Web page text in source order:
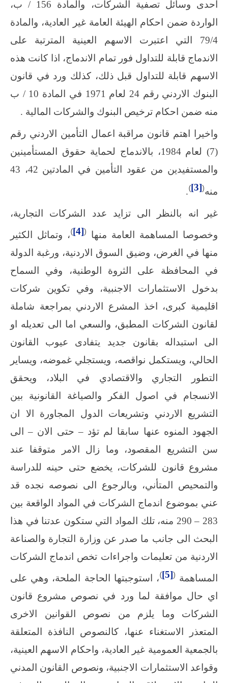
احدى وسائل تصفية الشركات، والمادة 156 / ب،
الواردة ضمن احكام الهيئة العامة غير العادية، والمادة
79/4 التي اعتبرت الاسهم العينية المترتبة على
الاندماج قابلة للتداول فور تمام الاندماج، اذا كانت هذه
الاسهم قابلة للتداول قبل ذلك، كذلك ورد في قانون
البنوك الاردني رقم 24 لعام 1971 في المادة 10 / ب
منه ضمن احكام ترخيص البنوك والشركات المالية .
واخيرا اهتم قانون مراقبة اعمال التأمين الاردني رقم
(7) لعام 1984، بالاندماج لحماية حقوق المستأمينين
والمستفيدين من عقود التأمين في المادتين 42، 43
منه [3]
)
.
غير انه بالنظر الى تزايد عدد الشركات التجارية،
وخصوصا المساهمة العامة منها [4]
)، وتماثل الكثير
منها في الغرض، وضيق السوق الاردنية، ورغبة الدولة
في المحافظة على الثروة الوطنية، وفي السماح
بدخول الاستثمارات الاجنبية، وفي تكوين شركات
اقليمية كبرى، اخذ المشرع الاردني بمراجعة شاملة
لقانون الشركات المطبق، والسعي اما الى تعديله او
الى استبداله بقانون جديد يتفادى عيوب القانون
الحالي، ويستكمل نواقصه، ويستجلي غموضه، ويساير
التطور التجاري والاقتصادي في البلاد، ويحقق
الانسجام في اصول الفكر والصياغة القانونية بين
التشريع الاردني وتشريعات الدول المجاورة الا ان
الجهود المنوه عنها سابقا لم تؤد – حتى الان – الى
سن التشريع المقصود، وما زال الامر متوقفا عند
مشروع قانون للشركات، يخضع حتى حينه للدراسة
والتمحيص المتأني، وبالرجوع الى نصوصه نجده قد
عني بموضوع اندماج الشركات في المواد الواقعة بين
283 – 290 منه، تلك المواد التي ستكون عدتنا في هذا
البحث الى جانب ما صدر عن وزارة التجارة والصناعة
الاردنية من تعليمات واجراءات تخص اندماج الشركات
المساهمة (
[5]
)، استوجبتها الحاجة الملحة، وهي على
اي حال موافقة لما ورد في نصوص مشروع قانون
الشركات وما يلزم من نصوص القوانين الاخرى
المتعذر الاستغناء عنها، كالنصوص النافذة المتعلقة
بالجمعية العمومية غير العادية، واحكام الاسهم العينية،
وقواعد الاستثمارات الاجنبية، ونصوص القانون المدني